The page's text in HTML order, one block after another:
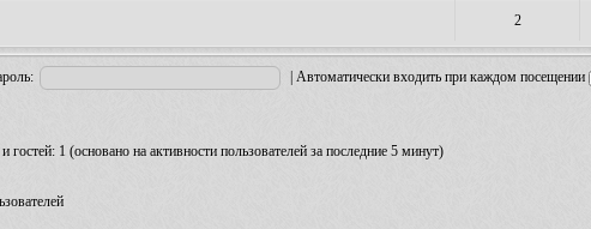
2
| Автоматически входить при каждом посещении
1 (основано на активности пользователей за последние 5 минут)